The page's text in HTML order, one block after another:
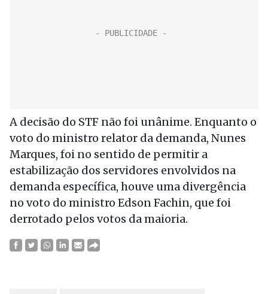
A decisão do STF não foi unânime. Enquanto o
voto do ministro relator da demanda, Nunes
Marques, foi no sentido de permitir a
estabilização dos servidores envolvidos na
demanda específica, houve uma divergência
no voto do ministro Edson Fachin, que foi
derrotado pelos votos da maioria.